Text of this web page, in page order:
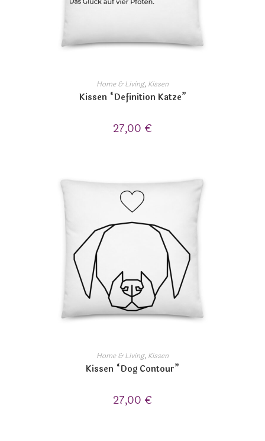
Home & Living, Kissen
Kissen “Definition Katze”
27,00 €
Home & Living, Kissen
Kissen “Dog Contour”
27,00 €